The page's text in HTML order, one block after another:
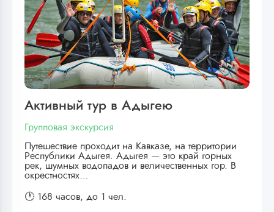
Активный тур в Адыгею
Групповая экскурсия
Путешествие проходит на Кавказе, на территории
Республики Адыгея. Адыгея — это край горных
рек, шумных водопадов и величественных гор. В
окрестностях…
🕐 168 часов, до 1 чел.